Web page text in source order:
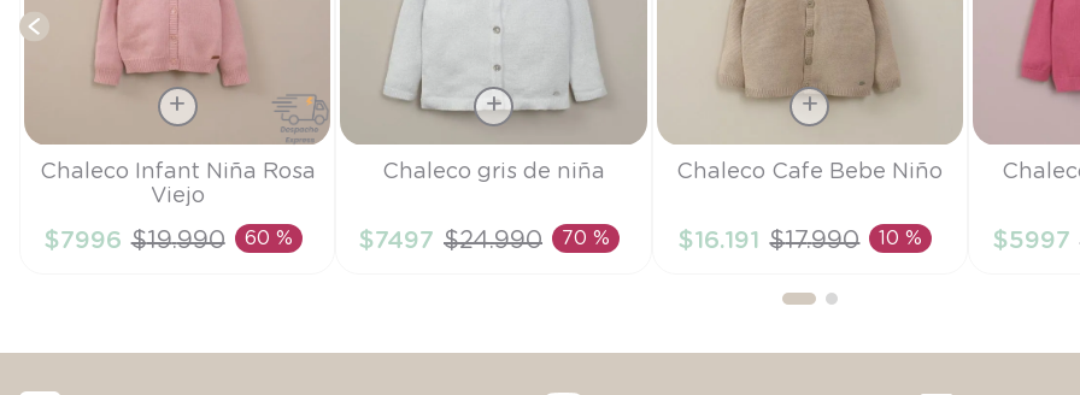
Talla
AÑADIR AL CARRITO
Chaleco Infant Niña Rosa
Viejo
$7996 $19.990 60 % AÑADIR AL CARRITO
Chaleco gris de niña
$7497 $24.990 70 %
Talla
AÑADIR AL CARRITO
Chaleco Cafe Bebe Niño
$16.191 $17.990 10 %
Talla
$5997